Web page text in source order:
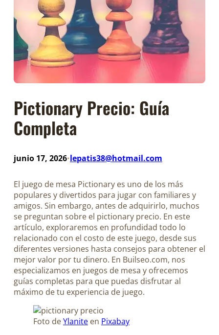
Pictionary Precio: Guía
Completa
junio 17, 2026•lepatis38@hotmail.com
El juego de mesa Pictionary es uno de los más
populares y divertidos para jugar con familiares y
amigos. Sin embargo, antes de adquirirlo, muchos
se preguntan sobre el pictionary precio. En este
artículo, exploraremos en profundidad todo lo
relacionado con el costo de este juego, desde sus
diferentes versiones hasta consejos para obtener el
mejor valor por tu dinero. En Builseo.com, nos
especializamos en juegos de mesa y ofrecemos
guías completas para que puedas disfrutar al
máximo de tu experiencia de juego.
Foto deYlanite en Pixabay